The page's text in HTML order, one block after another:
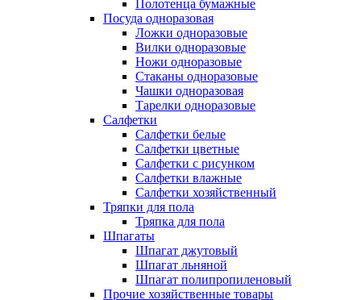
Полотенца бумажные
Посуда одноразовая
Ложки одноразовые
Вилки одноразовые
Ножи одноразовые
Стаканы одноразовые
Чашки одноразовая
Тарелки одноразовые
Салфетки
Салфетки белые
Салфетки цветные
Салфетки с рисунком
Салфетки влажные
Салфетки хозяйственный
Тряпки для пола
Тряпка для пола
Шпагаты
Шпагат джутовый
Шпагат льняной
Шпагат полипропиленовый
Прочие хозяйственные товары